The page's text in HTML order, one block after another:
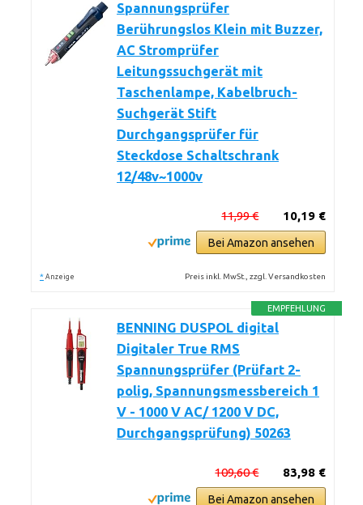
Spannungsprüfer
Berührungslos Klein mit Buzzer,
AC Stromprüfer
Leitungssuchgerät mit
Taschenlampe, Kabelbruch-
Suchgerät Stift
Durchgangsprüfer für
Steckdose Schaltschrank
12/48v~1000v
10,19 €
11,99 €
Bei Amazon ansehen
* Anzeige Preis inkl. MwSt., zzgl. Versandkosten
EMPFEHLUNG
BENNING DUSPOL digital
Digitaler True RMS
Spannungsprüfer (Prüfart 2-
polig, Spannungsmessbereich 1
V - 1000 V AC/ 1200 V DC,
Durchgangsprüfung) 50263
83,98 €
109,60 €
Bei Amazon ansehen